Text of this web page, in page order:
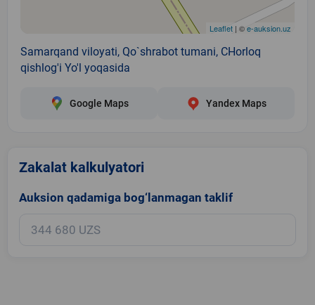
Leaflet | ©e-auksion.uz
Samarqand viloyati, Qo`shrabot tumani, CHorloq
qishlog'i Yo'l yoqasida
Google Maps Yandex Maps
Zakalat kalkulyatori
Auksion qadamiga bog‘lanmagan taklif